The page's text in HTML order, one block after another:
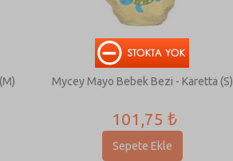
Mycey Mayo Bebek Bezi - Karetta (S)
101,75 ₺
Sepete Ekle